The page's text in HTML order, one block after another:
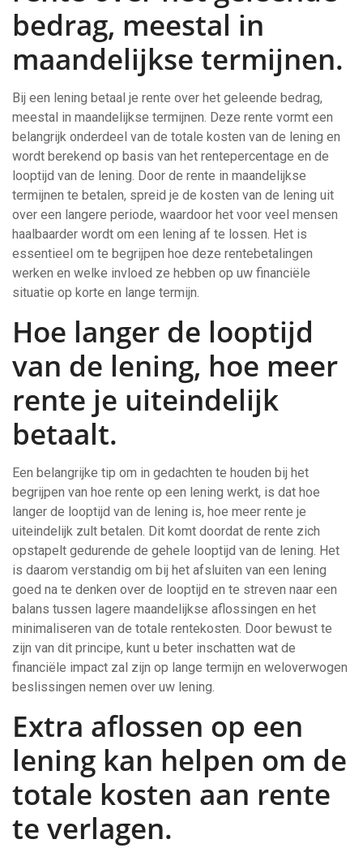
bedrag, meestal in
maandelijkse termijnen.
Bij een lening betaal je rente over het geleende bedrag,
meestal in maandelijkse termijnen. Deze rente vormt een
belangrijk onderdeel van de totale kosten van de lening en
wordt berekend op basis van het rentepercentage en de
looptijd van de lening. Door de rente in maandelijkse
termijnen te betalen, spreid je de kosten van de lening uit
over een langere periode, waardoor het voor veel mensen
haalbaarder wordt om een lening af te lossen. Het is
essentieel om te begrijpen hoe deze rentebetalingen
werken en welke invloed ze hebben op uw financiële
situatie op korte en lange termijn.
Hoe langer de looptijd
van de lening, hoe meer
rente je uiteindelijk
betaalt.
Een belangrijke tip om in gedachten te houden bij het
begrijpen van hoe rente op een lening werkt, is dat hoe
langer de looptijd van de lening is, hoe meer rente je
uiteindelijk zult betalen. Dit komt doordat de rente zich
opstapelt gedurende de gehele looptijd van de lening. Het
is daarom verstandig om bij het afsluiten van een lening
goed na te denken over de looptijd en te streven naar een
balans tussen lagere maandelijkse aflossingen en het
minimaliseren van de totale rentekosten. Door bewust te
zijn van dit principe, kunt u beter inschatten wat de
financiële impact zal zijn op lange termijn en weloverwogen
beslissingen nemen over uw lening.
Extra aflossen op een
lening kan helpen om de
totale kosten aan rente
te verlagen.